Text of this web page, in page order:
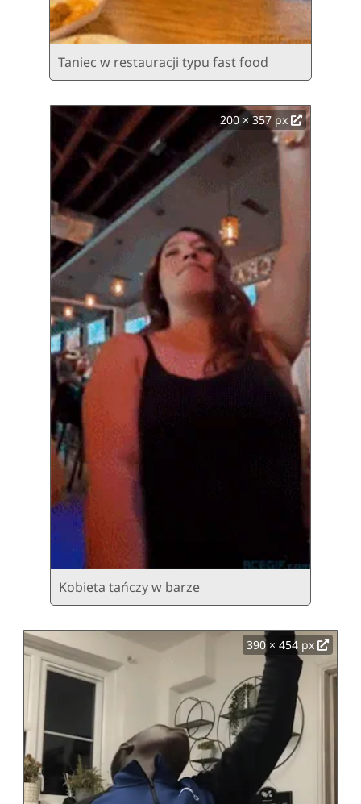
Taniec w restauracji typu fast food
200 × 357 px
Kobieta tańczy w barze
390 × 454 px